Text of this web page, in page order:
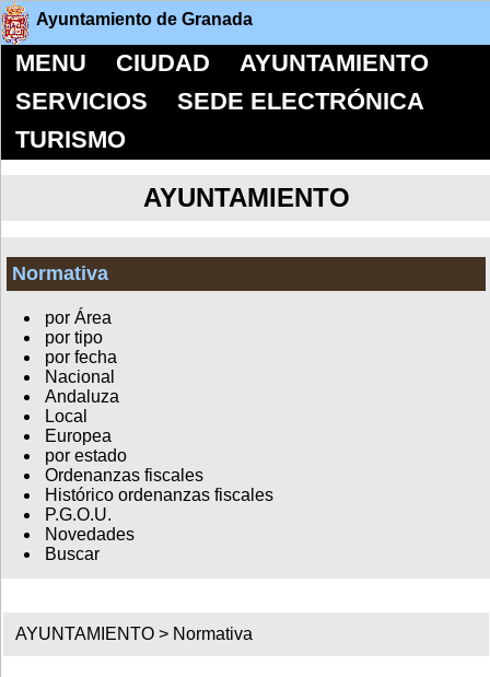
Ayuntamiento de Granada
MENU CIUDAD
AYUNTAMIENTO
SERVICIOS
SEDE ELECTRÓNICA
TURISMO
AYUNTAMIENTO
Normativa
por Área
por tipo
por fecha
Nacional
Andaluza
Local
Europea
por estado
Ordenanzas fiscales
Histórico ordenanzas fiscales
P.G.O.U.
Novedades
Buscar
AYUNTAMIENTO > Normativa